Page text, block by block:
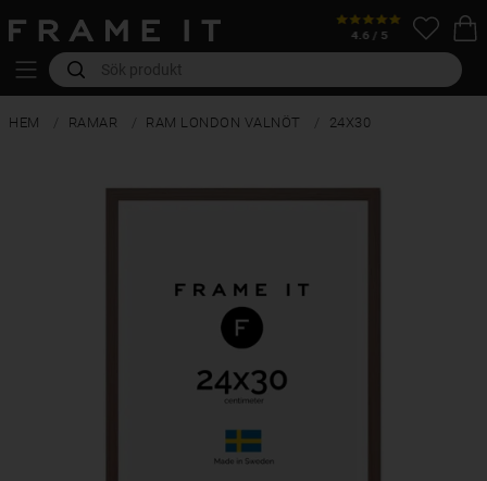
HEM RAMAR RAM LONDON VALNÖT 24X30